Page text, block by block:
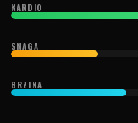
KARDIO
SNAGA
BRZINA